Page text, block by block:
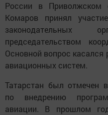
России в Приволжском
Комаров принял
законодательных
председательством
Основной вопрос
авиационных систем.
Татарстан был отмечен
по внедрению
авиации. В прошлом